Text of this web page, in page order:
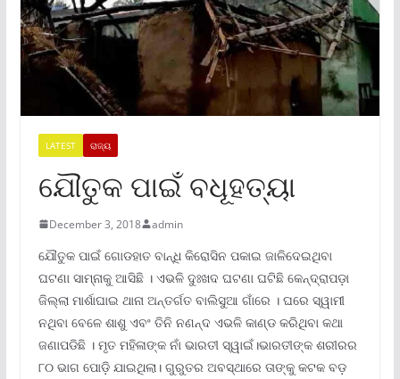
LATEST ରାଜ୍ୟ
ଯୌତୁକ ପାଇଁ ବଧୂହତ୍ୟା
December 3, 2018 admin
ଯୌତୁକ ପାଇଁ ଗୋଡହାତ ବାନ୍ଧି କିରୋସିନ ପକାଇ ଜାଳିଦେଇଥିବା
ଘଟଣା ସାମ୍ନାକୁ ଆସିଛି । ଏଭଳି ଦୁଃଖଦ ଘଟଣା ଘଟିଛି କେନ୍ଦ୍ରାପଡ଼ା
ଜିଲ୍ଲା ମାର୍ଶାଘାଇ ଥାନା ଅନ୍ତର୍ଗତ ବାଲିସୁଆ ଗାଁରେ । ଘରେ ସ୍ୱାମୀ
ନଥିବା ବେଳେ ଶାଶୁ ଏବଂ ତିନି ନଣନ୍ଦ ଏଭଳି କାଣ୍ଡ କରିଥିବା କଥା
ଜଣାପଡିଛି । ମୃତ ମହିଳାଙ୍କ ନାଁ ଭାରତୀ ସ୍ୱାଇଁ।ଭାରତୀଙ୍କ ଶରୀରର
୮୦ ଭାଗ ପୋଡ଼ି ଯାଇଥିଲା। ଗୁରୁତର ଅବସ୍ଥାରେ ତାଙ୍କୁ କଟକ ବଡ଼